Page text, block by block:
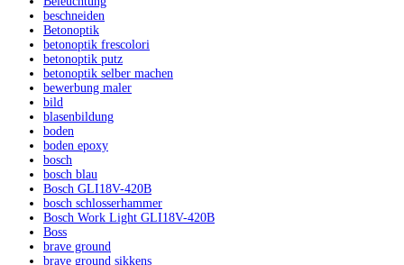
beschneiden
Betonoptik
betonoptik frescolori
betonoptik putz
betonoptik selber machen
bewerbung maler
bild
blasenbildung
boden
boden epoxy
bosch
bosch blau
Bosch GLI18V-420B
bosch schlosserhammer
Bosch Work Light GLI18V-420B
Boss
brave ground
brave ground sikkens